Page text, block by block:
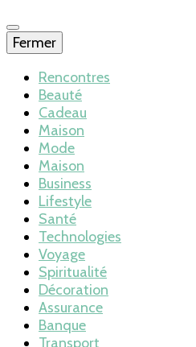
Fermer
Rencontres
Beauté
Cadeau
Maison
Mode
Maison
Business
Lifestyle
Santé
Technologies
Voyage
Spiritualité
Décoration
Assurance
Banque
Transport